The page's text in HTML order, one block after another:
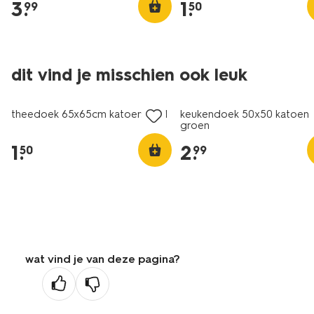
3.
99 1.
50
dit vind je misschien ook leuk
laag geprijsd
theedoek 65x65cm katoen geel
1.
50
keukendoek 50x50 katoen
groen
2.
99
wat vind je van deze pagina?